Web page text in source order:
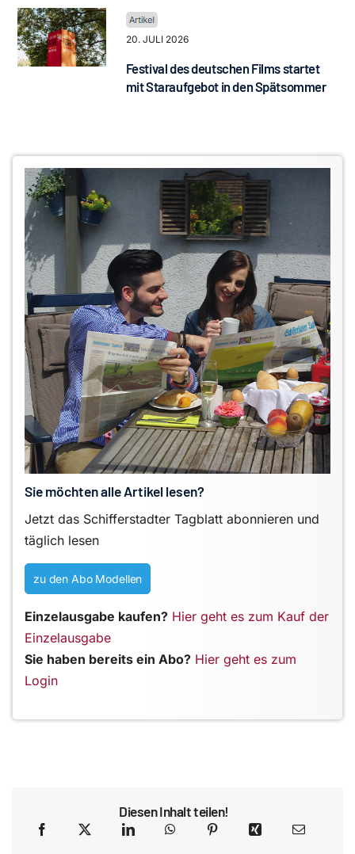
20. JULI 2026
Festival des deutschen Films startet
mit Staraufgebot in den Spätsommer
Sie möchten alle Artikel lesen?
Jetzt das Schifferstadter Tagblatt abonnieren und
täglich lesen
zu den Abo Modellen
Einzelausgabe kaufen? Hier geht es zum Kauf der
Einzelausgabe
Sie haben bereits ein Abo? Hier geht es zum
Login
Diesen Inhalt teilen!